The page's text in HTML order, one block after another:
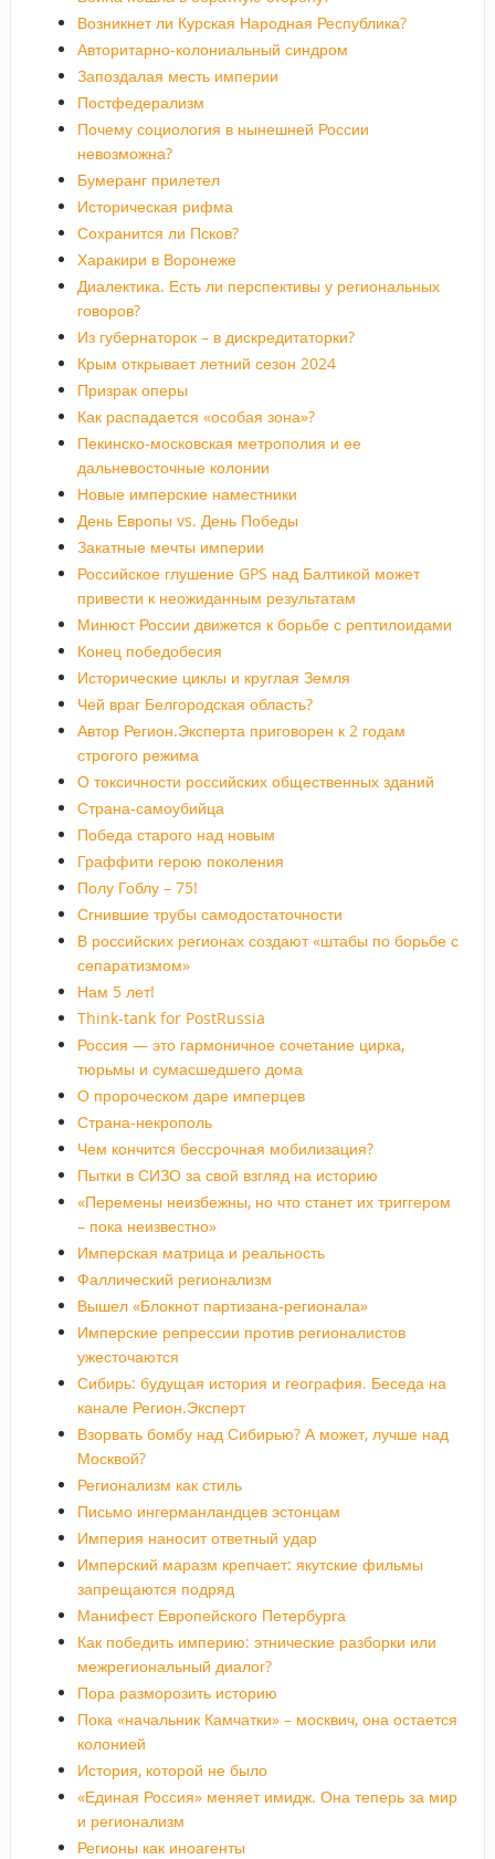
Возникнет ли Курская Народная Республика?
Авторитарно-колониальный синдром
Запоздалая месть империи
Постфедерализм
Почему социология в нынешней России
невозможна?
Бумеранг прилетел
Историческая рифма
Сохранится ли Псков?
Харакири в Воронеже
Диалектика. Есть ли перспективы у региональных
говоров?
Из губернаторок – в дискредитаторки?
Крым открывает летний сезон 2024
Призрак оперы
Как распадается «особая зона»?
Пекинско-московская метрополия и ее
дальневосточные колонии
Новые имперские наместники
День Европы vs. День Победы
Закатные мечты империи
Российское глушение GPS над Балтикой может
привести к неожиданным результатам
Минюст России движется к борьбе с рептилоидами
Конец победобесия
Исторические циклы и круглая Земля
Чей враг Белгородская область?
Автор Регион.Эксперта приговорен к 2 годам
строгого режима
О токсичности российских общественных зданий
Страна-самоубийца
Победа старого над новым
Граффити герою поколения
Полу Гоблу – 75!
Сгнившие трубы самодостаточности
В российских регионах создают «штабы по борьбе с
сепаратизмом»
Нам 5 лет!
Think-tank for PostRussia
Россия — это гармоничное сочетание цирка,
тюрьмы и сумасшедшего дома
О пророческом даре имперцев
Страна-некрополь
Чем кончится бессрочная мобилизация?
Пытки в СИЗО за свой взгляд на историю
«Перемены неизбежны, но что станет их триггером
– пока неизвестно»
Имперская матрица и реальность
Фаллический регионализм
Вышел «Блокнот партизана-регионала»
Имперские репрессии против регионалистов
ужесточаются
Сибирь: будущая история и география. Беседа на
канале Регион.Эксперт
Взорвать бомбу над Сибирью? А может, лучше над
Москвой?
Регионализм как стиль
Письмо ингерманландцев эстонцам
Империя наносит ответный удар
Имперский маразм крепчает: якутские фильмы
запрещаются подряд
Манифест Европейского Петербурга
Как победить империю: этнические разборки или
межрегиональный диалог?
Пора разморозить историю
Пока «начальник Камчатки» – москвич, она остается
колонией
История, которой не было
«Единая Россия» меняет имидж. Она теперь за мир
и регионализм
Регионы как иноагенты